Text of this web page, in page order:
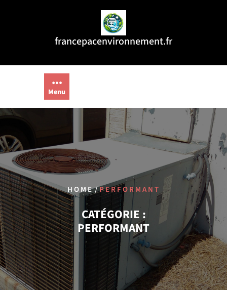
francepacenvironnement.fr
Menu
HOME/PERFORMANT
CATÉGORIE :
PERFORMANT